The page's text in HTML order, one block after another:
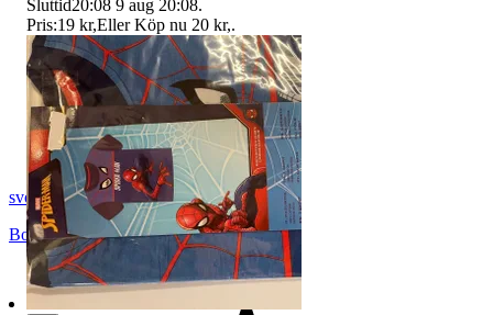
svopt1
Borås,Sverige
Sluttid20:08 9 aug 20:08.
Pris:19 kr,Eller Köp nu 20 kr,.